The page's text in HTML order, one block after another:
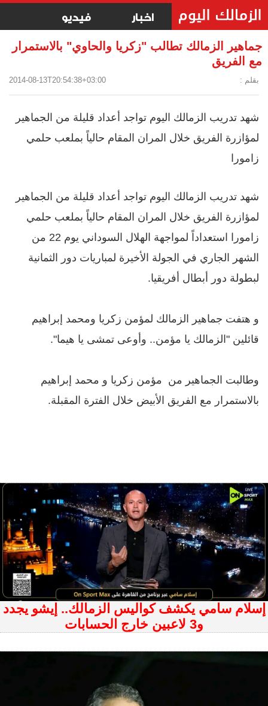
اخبار فيديو
جماهير الزمالك تطالب "زكريا والحاوي" بالاستمرار
مع الفريق
بقلم : 2014-08-13T20:54:38+03:00
شهد تدريب الزمالك اليوم تواجد أعداد قليلة من الجماهير
لمؤازرة الفريق خلال المران المقام حالياً بملعب حلمي
زامورا
شهد تدريب الزمالك اليوم تواجد أعداد قليلة من الجماهير
لمؤازرة الفريق خلال المران المقام حالياً بملعب حلمي
زامورا استعداداً لمواجهة الهلال السوداني يوم 22 من
الشهر الجاري في الجولة الأخيرة لمباريات دور الثمانية
لبطولة دور أبطال أفريقيا.
و هتفت جماهير الزمالك لمؤمن زكريا ومحمد إبراهيم
قائلين "الزمالك يا مؤمن.. وأوعى تمشى يا هيما".
وطالبت الجماهير من مؤمن زكريا و محمد إبراهيم
بالاستمرار مع الفريق الأبيض خلال الفترة المقبلة.
إسلام سامي يكشف كواليس الزمالك.. إيشو يجدد
و3 لاعبين خارج الحسابات